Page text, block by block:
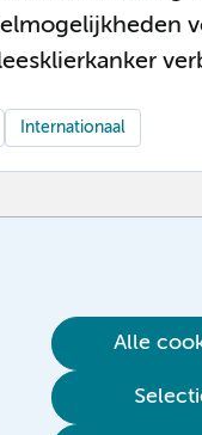
Alle
Internationaal